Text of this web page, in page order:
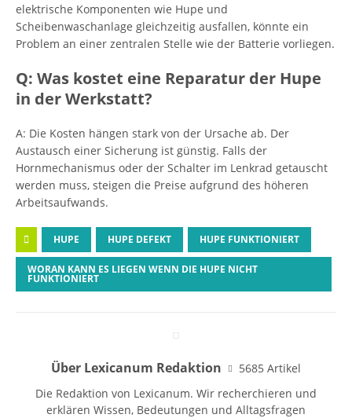
elektrische Komponenten wie Hupe und
Scheibenwaschanlage gleichzeitig ausfallen, könnte ein
Problem an einer zentralen Stelle wie der Batterie vorliegen.
Q: Was kostet eine Reparatur der Hupe
in der Werkstatt?
A: Die Kosten hängen stark von der Ursache ab. Der
Austausch einer Sicherung ist günstig. Falls der
Hornmechanismus oder der Schalter im Lenkrad getauscht
werden muss, steigen die Preise aufgrund des höheren
Arbeitsaufwands.
HUPE HUPE DEFEKT HUPE FUNKTIONIERT
WORAN KANN ES LIEGEN WENN DIE HUPE NICHT
FUNKTIONIERT
Über Lexicanum Redaktion
5685 Artikel
Die Redaktion von Lexicanum. Wir recherchieren und
erklären Wissen, Bedeutungen und Alltagsfragen